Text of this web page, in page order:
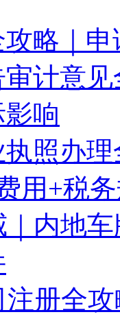
略｜
计意
响
照办
用+税
｜内地
注册全